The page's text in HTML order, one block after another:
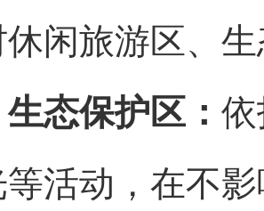
休闲旅游区、
生态保护区：
等活动，在不